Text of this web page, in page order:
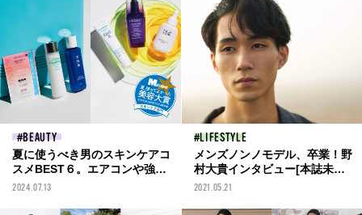
BEAUTY
夏に使うべき男のスキンケアコ
スメBEST６。エアコンや強い
日差しに負けない肌に！【夏、
2024.07.13
LIFESTYLE
メンズノンノモデル、卒業！野
村大貴インタビュー[本誌未掲
載ショットも公開！]
2021.05.21